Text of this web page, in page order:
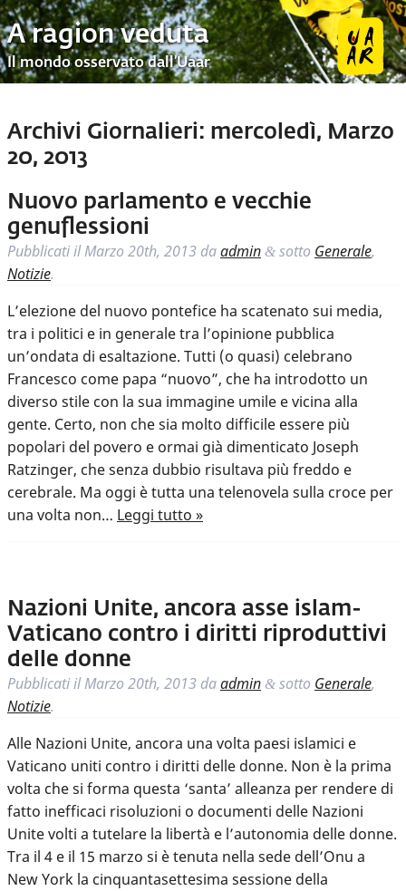
A ragion veduta
Il mondo osservato dall’Uaar
Archivi Giornalieri: mercoledì, Marzo
20, 2013
Nuovo parlamento e vecchie
genuflessioni
Pubblicati ilMarzo 20th, 2013 daadmin & sotto Generale,
Notizie.
L’elezione del nuovo pontefice ha scatenato sui media,
tra i politici e in generale tra l’opinione pubblica
un’ondata di esaltazione. Tutti (o quasi) celebrano
Francesco come papa “nuovo”, che ha introdotto un
diverso stile con la sua immagine umile e vicina alla
gente. Certo, non che sia molto difficile essere più
popolari del povero e ormai già dimenticato Joseph
Ratzinger, che senza dubbio risultava più freddo e
cerebrale. Ma oggi è tutta una telenovela sulla croce per
una volta non… Leggi tutto »
Nazioni Unite, ancora asse islam-
Vaticano contro i diritti riproduttivi
delle donne
Pubblicati ilMarzo 20th, 2013 daadmin & sotto Generale,
Notizie.
Alle Nazioni Unite, ancora una volta paesi islamici e
Vaticano uniti contro i diritti delle donne. Non è la prima
volta che si forma questa ‘santa’ alleanza per rendere di
fatto inefficaci risoluzioni o documenti delle Nazioni
Unite volti a tutelare la libertà e l’autonomia delle donne.
Tra il 4 e il 15 marzo si è tenuta nella sede dell’Onu a
New York la cinquantasettesima sessione della